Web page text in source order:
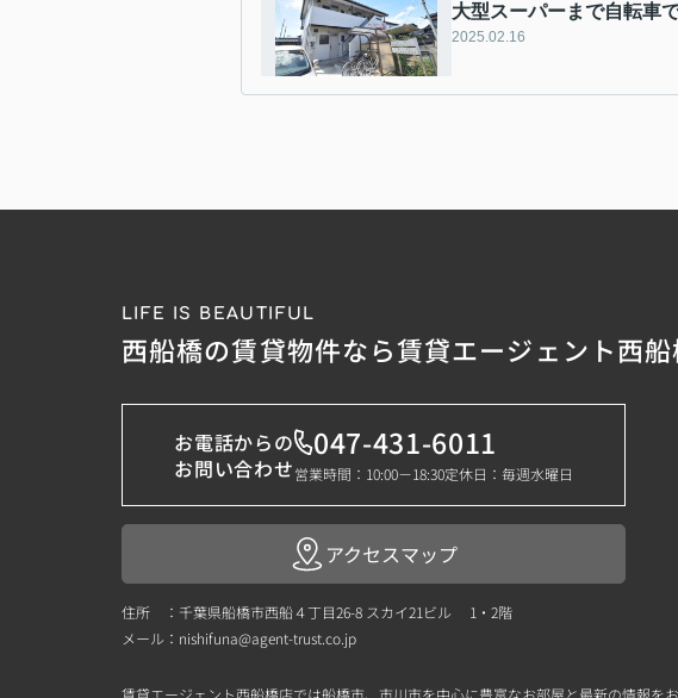
大型スーパーまで自転車
2025.02.16
LIFE IS BEAUTIFUL
西船橋の賃貸物件なら賃貸エージェント西船
お電話からの
お問い合わせ
047-431-6011
営業時間：10:00－18:30定休日：毎週水曜日
アクセスマップ
住所 ：千葉県船橋市西船４丁目26-8 スカイ21ビル 1・2階
メール： nishifuna@agent-trust.co.jp
賃貸エージェント西船橋店では船橋市、市川市を中心に豊富なお部屋と最新の情報を